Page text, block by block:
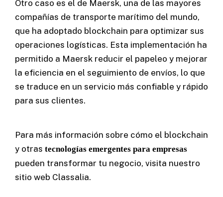
Otro caso es el de Maersk, una de las mayores
compañías de transporte marítimo del mundo,
que ha adoptado blockchain para optimizar sus
operaciones logísticas. Esta implementación ha
permitido a Maersk reducir el papeleo y mejorar
la eficiencia en el seguimiento de envíos, lo que
se traduce en un servicio más confiable y rápido
para sus clientes.
Para más información sobre cómo el blockchain
y otras tecnologías emergentes para empresas
pueden transformar tu negocio, visita nuestro
sitio web Classalia.